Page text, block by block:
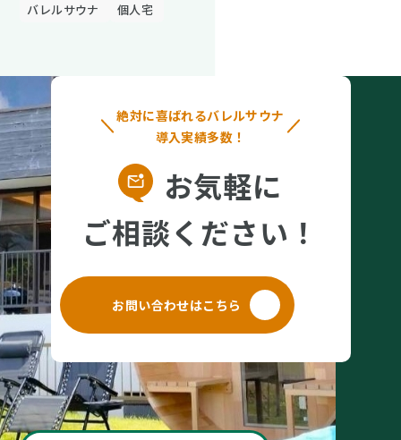
バレルサウナ 個人宅
絶対に喜ばれるバレルサウナ
導入実績多数！
お気軽に
ご相談ください！
お問い合わせはこちら